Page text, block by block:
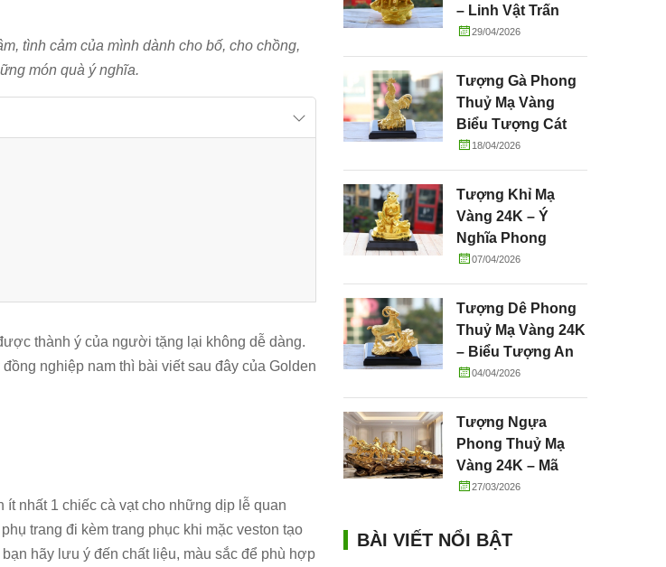
tình cảm của mình dành cho bố, cho chồng,
món quà ý nghĩa.
thành ý của người tặng lại không dễ dàng.
nghiệp nam thì bài viết sau đây của Golden
nhất 1 chiếc cà vạt cho những dịp lễ quan
trang đi kèm trang phục khi mặc veston tạo
hãy lưu ý đến chất liệu, màu sắc để phù hợp
– Linh Vật Trấn
Trạch, Chiêu Tài
Và Gắn Kết Gia
Đình
29/04/2026
Tượng Gà Phong
Thuỷ Mạ Vàng
Biểu Tượng Cát
Tường, May Mắn
Và Thành Công
18/04/2026
Tượng Khỉ Mạ
Vàng 24K – Ý
Nghĩa Phong
Thuỷ, Tài Lộc &
Quà Tặng Cao Cấp
07/04/2026
Tượng Dê Phong
Thuỷ Mạ Vàng 24K
– Biểu Tượng An
Lành, Sung Túc Và
Phú Quý
04/04/2026
Tượng Ngựa
Phong Thuỷ Mạ
Vàng 24K – Mã
Đáo Thành Công
27/03/2026
BÀI VIẾT NỔI BẬT